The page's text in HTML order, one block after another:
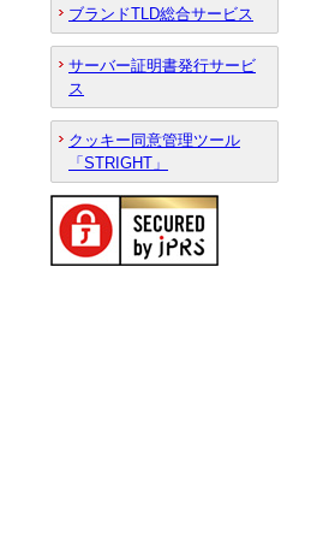
ブランドTLD総合サービス
サーバー証明書発行サービ
ス
クッキー同意管理ツール
「STRIGHT」